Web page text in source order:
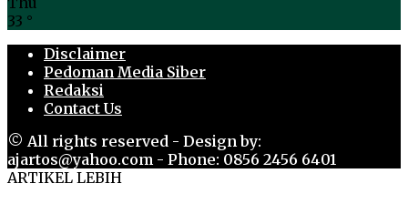
33 °
Disclaimer
Pedoman Media Siber
Redaksi
Contact Us
© All rights reserved - Design by:
ajartos@yahoo.com - Phone: 0856 2456 6401
ARTIKEL LEBIH